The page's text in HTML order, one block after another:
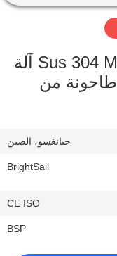
Sus 304 Moringa Leaves Pulverizer آلة
مسحوق الأوراق ACM طاحونة من
جيانغسو، الصين
BrightSail
CE ISO
BSP